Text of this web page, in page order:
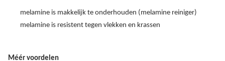
melamine is makkelijk te onderhouden (melamine reiniger)
melamine is resistent tegen vlekken en krassen
Méér voordelen